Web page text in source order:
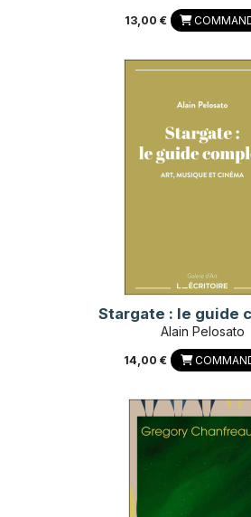
13,00 €
Stargate : le guide
Alain Pelosato
14,00 €